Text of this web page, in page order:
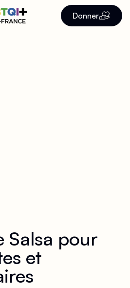
Donner
Salsa pour
et